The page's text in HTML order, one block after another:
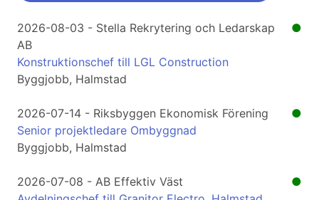
●
2026-08-03 - Stella Rekrytering och Ledarskap
AB
Konstruktionschef till LGL Construction
Byggjobb, Halmstad
●
2026-07-14 - Riksbyggen Ekonomisk Förening
Senior projektledare Ombyggnad
Byggjobb, Halmstad
●
2026-07-08 - AB Effektiv Väst